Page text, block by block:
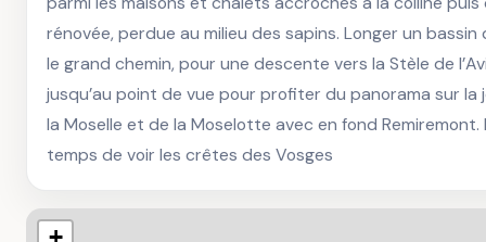
rénovée, perdue au milieu des sapins. Longer un
le grand chemin, pour une descente vers la Stèle de
jusqu’au point de vue pour profiter du panorama sur la
la Moselle et de la Moselotte avec en fond
temps de voir les crêtes des Vosges